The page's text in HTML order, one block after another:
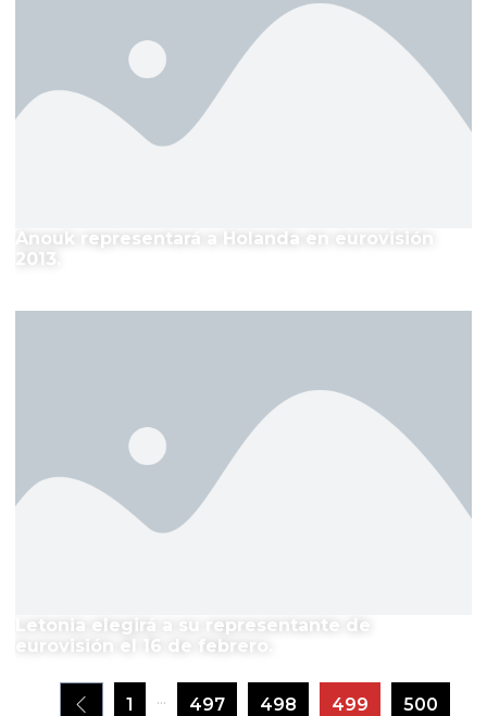
Anouk representará a Holanda en eurovisión
2013.
Letonia elegirá a su representante de
eurovisión el 16 de febrero.
1 ... 497 498 499 500